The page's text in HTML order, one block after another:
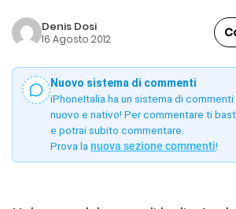
Denis Dosi
16 Agosto 2012
Nuovo sistema di commenti
iPhoneItalia ha un sistema di
nuovo e nativo! Per commentare ti
e potrai subito commentare.
Prova la nuova sezione commenti!